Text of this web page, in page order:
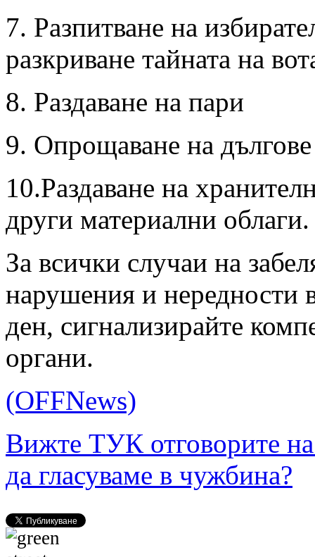
7. Разпитване на
разкриване тайната на
8. Раздаване на пари
9. Опрощаване на дългове
10.Раздаване на
други материални облаги.
За всички случаи на
нарушения и нередности
ден, сигнализирайте
органи.
(OFFNews)
Вижте ТУК отговорите
да гласуваме в чужбина?